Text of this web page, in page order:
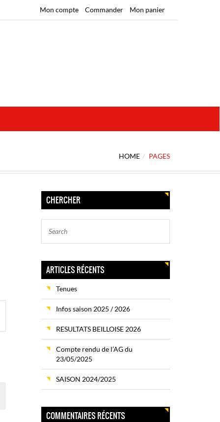
Mon compte Commander Mon panier
HOME PAGES
CHERCHER
ARTICLES RÉCENTS
Tenues
Infos saison 2025 / 2026
RESULTATS BEILLOISE 2026
Compte rendu de l’AG du
23/05/2025
SAISON 2024/2025
COMMENTAIRES RÉCENTS